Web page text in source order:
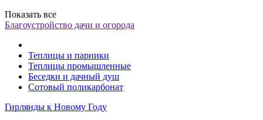
Показать все
Благоустройство дачи и огорода
Теплицы и парники
Теплицы промышленные
Беседки и дачный душ
Сотовый поликарбонат
Гирлянды к Новому Году